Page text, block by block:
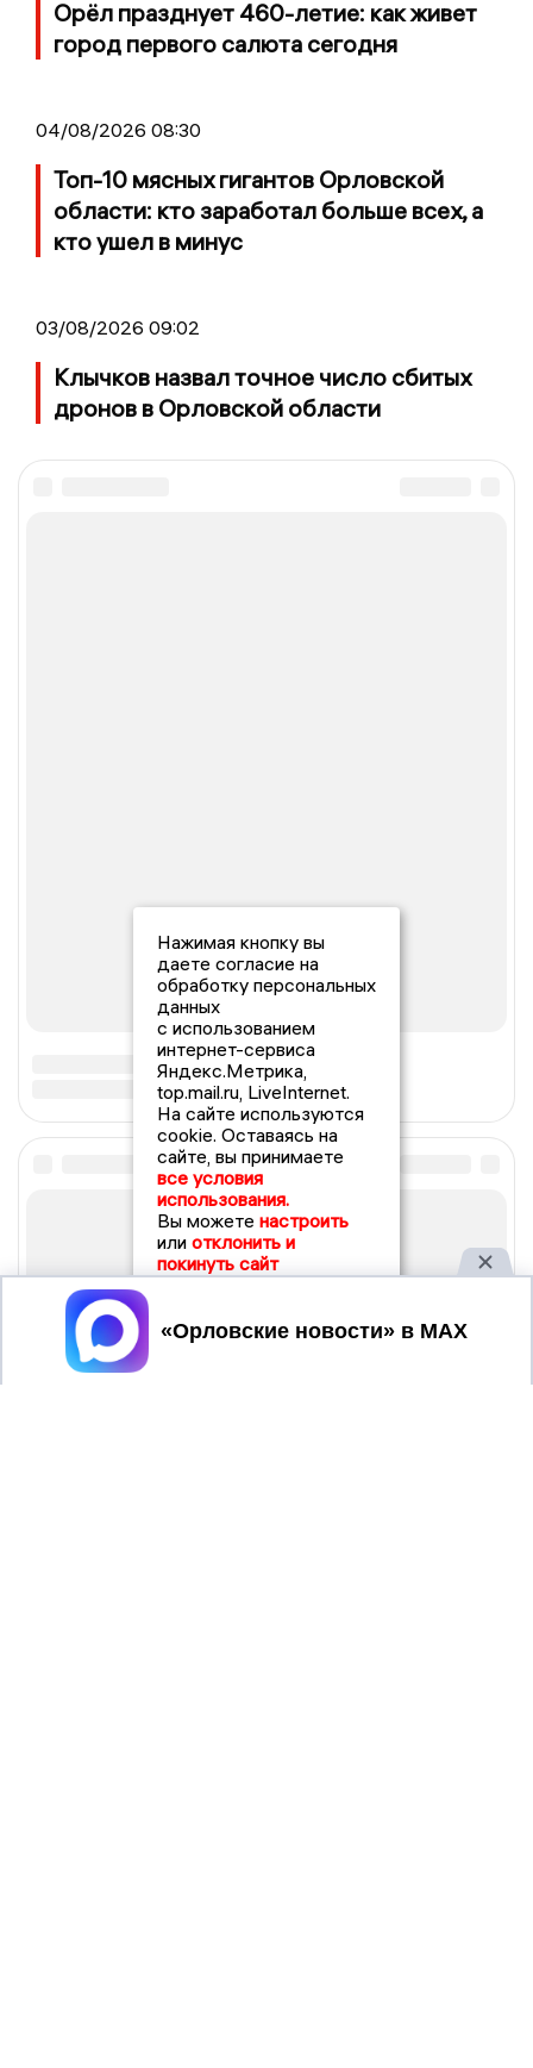
Орёл празднует 460-летие: как живет
город первого салюта сегодня
04/08/2026 08:30
Топ-10 мясных гигантов Орловской
области: кто заработал больше всех, а
кто ушел в минус
03/08/2026 09:02
Клычков назвал точное число сбитых
дронов в Орловской области
Нажимая кнопку вы
даете согласие на
обработку персональных
данных
с использованием
интернет-сервиса
Яндекс.Метрика,
top.mail.ru, LiveInternet.
На сайте используются
cookie. Оставаясь на
сайте, вы принимаете
все условия
использования.
Вы можете настроить
или отклонить и
покинуть сайт
Принять